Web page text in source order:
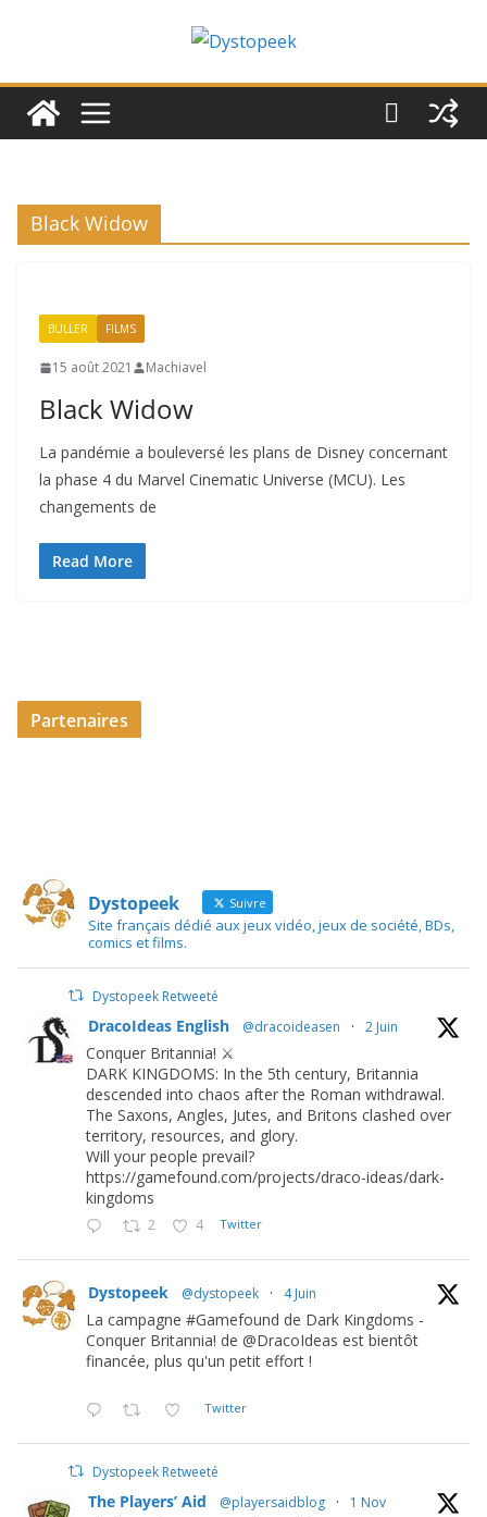
Black Widow
BULLER FILMS
15 août 2021 Machiavel
Black Widow
La pandémie a bouleversé les plans de Disney concernant
la phase 4 du Marvel Cinematic Universe (MCU). Les
changements de
Read More
Partenaires
Dystopeek Suivre
Site français dédié aux jeux vidéo, jeux de société, BDs,
comics et films.
Dystopeek Retweeté
DracoIdeas English @dracoideasen · 2 Juin
Conquer Britannia! ⚔️
DARK KINGDOMS: In the 5th century, Britannia
descended into chaos after the Roman withdrawal.
The Saxons, Angles, Jutes, and Britons clashed over
territory, resources, and glory.
Will your people prevail?
https://gamefound.com/projects/draco-ideas/dark-
kingdoms
2 4 Twitter
Dystopeek @dystopeek · 4 Juin
La campagne #Gamefound de Dark Kingdoms -
Conquer Britannia! de @DracoIdeas est bientôt
financée, plus qu'un petit effort !
Twitter
Dystopeek Retweeté
The Players’ Aid @playersaidblog · 1 Nov